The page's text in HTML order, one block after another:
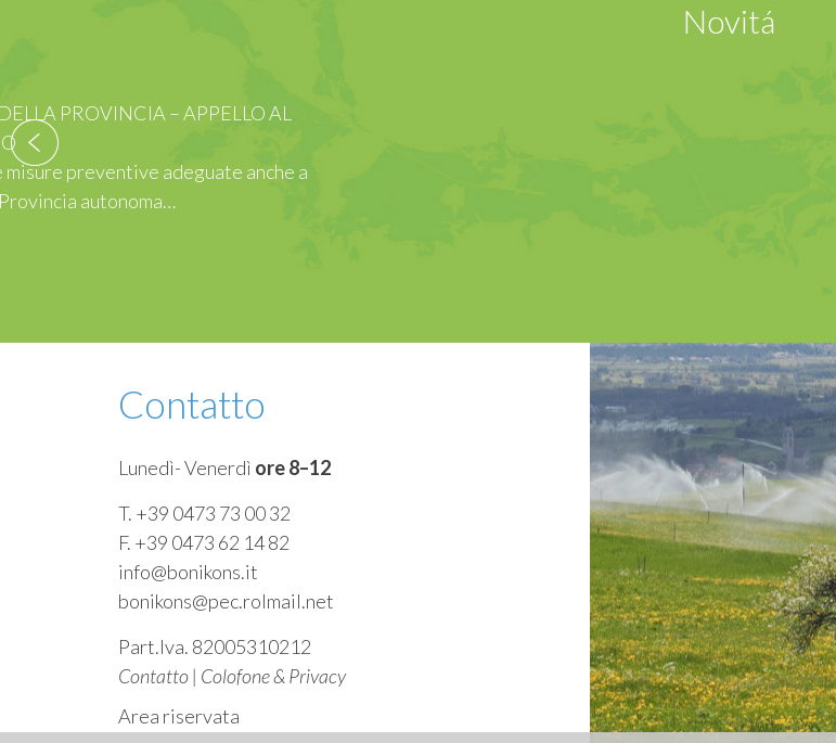
Novitá
Il direttore Gottfried Niedermair ha avuto l'opportunità
Contatto
Lunedì- Venerdì ore 8–12
T. +39 0473 73 00 32
F. +39 0473 62 14 82
info@bonikons.it
bonikons@pec.rolmail.net
Part.Iva. 82005310212
Contatto| Colofone & Privacy
Area riservata